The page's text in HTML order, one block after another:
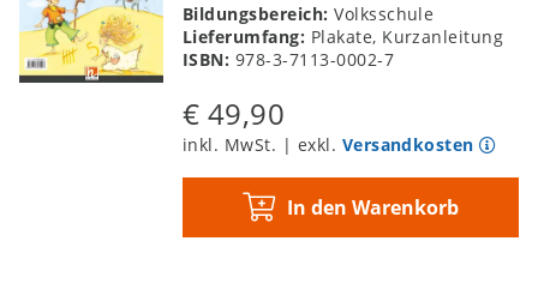
Bildungsbereich:Volksschule
Lieferumfang: Plakate, Kurzanleitung
ISBN: 978-3-7113-0002-7
€ 49,90
inkl. MwSt. | exkl. Versandkosten
In den Warenkorb